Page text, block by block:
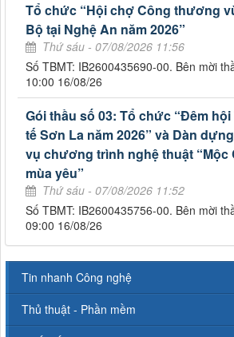
Tổ chức “Hội chợ Công thương
Bộ tại Nghệ An năm 2026”
Thứ sáu - 07/08/2026 11:56
Số TBMT: IB2600435690-00. Bên mời
10:00 16/08/26
Gói thầu số 03: Tổ chức “Đêm
tế Sơn La năm 2026” và Dàn
vụ chương trình nghệ thuật “Mộc
mùa yêu”
Thứ sáu - 07/08/2026 11:52
Số TBMT: IB2600435756-00. Bên mời
09:00 16/08/26
Tin nhanh Công nghệ
Thủ thuật - Phần mềm